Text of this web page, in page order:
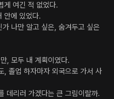
게 여긴 적 없었다.
안에 있었다.
나만 알고 싶은, 숨겨두고 싶은
, 모두 내 계획이였다.
, 졸업 하자마자 외국으로 가서 사
데리러 가겠다는 큰 그림이랄까.